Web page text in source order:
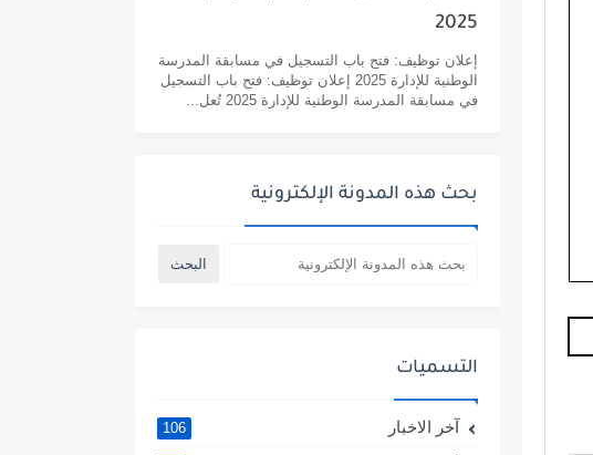
2025
إعلان توظيف: فتح باب التسجيل في مسابقة المدرسة
الوطنية للإدارة 2025 إعلان توظيف: فتح باب التسجيل
في مسابقة المدرسة الوطنية للإدارة 2025 تُعل...
بحث هذه المدونة الإلكترونية
التسميات
آخر الاخبار 106